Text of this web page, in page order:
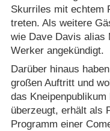
Skurriles mit echtem
treten. Als weitere
wie Dave Davis alias
Werker angekündigt.
Darüber hinaus
großen Auftritt und
das
überzeugt, erhält als
Programm einer